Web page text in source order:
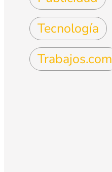
Tecnología
Trabajos.com